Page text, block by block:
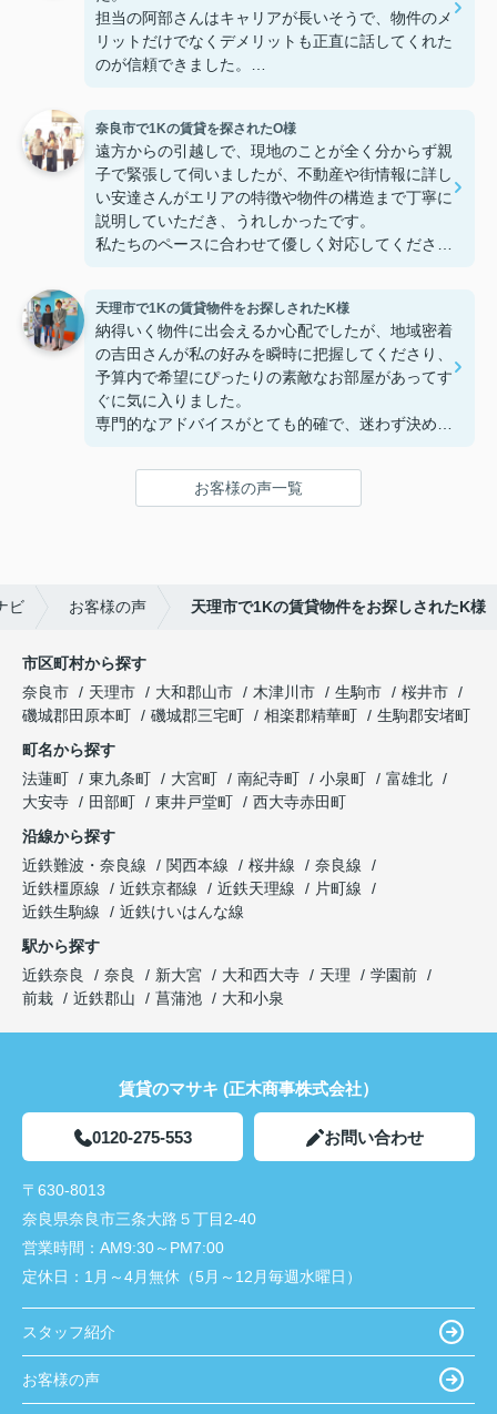
担当の阿部さんはキャリアが長いそうで、物件のメ
リットだけでなくデメリットも正直に話してくれた
のが信頼できました。
す。
奈良市で1Kの賃貸を探されたO様
遠方からの引越しで、現地のことが全く分からず親
子で緊張して伺いましたが、不動産や街情報に詳し
い安達さんがエリアの特徴や物件の構造まで丁寧に
説明していただき、うれしかったです。
私たちのペースに合わせて優しく対応してくださっ
り、感謝しています。安達さん、ありがとうござい
ました！
天理市で1Kの賃貸物件をお探しされたK様
納得いく物件に出会えるか心配でしたが、地域密着
の吉田さんが私の好みを瞬時に把握してくださり、
予算内で希望にぴったりの素敵なお部屋があってす
ぐに気に入りました。
専門的なアドバイスがとても的確で、迷わず決める
鍵の受け取りのときに、また元気(o・・o)/~お店に
お客様の声一覧
ビ お客様の声 天理市で1Kの賃貸物件をお探しされたK様
市区町村から探す
奈良市
天理市 大和郡山市 木津川市 生駒市
桜井市
磯城郡田原本町
磯城郡三宅町 相楽郡精華町
生駒郡安堵町
町名から探す
法蓮町
東九条町 大宮町 南紀寺町 小泉町
富雄北
大安寺
田部町 東井戸堂町
西大寺赤田町
沿線から探す
近鉄難波・奈良線
関西本線 桜井線
奈良線
近鉄橿原線
近鉄京都線 近鉄天理線
片町線
近鉄生駒線
近鉄けいはんな線
駅から探す
近鉄奈良
奈良 新大宮 大和西大寺 天理
学園前
前栽
近鉄郡山 菖蒲池 大和小泉
賃貸のマサキ (正木商事株式会社）
0120-275-553 お問い合わせ
〒630-8013
奈良県奈良市三条大路５丁目2-40
営業時間： AM9:30～PM7:00
定休日： 1月～4月無休（5月～12月毎週水曜日）
スタッフ紹介
お客様の声